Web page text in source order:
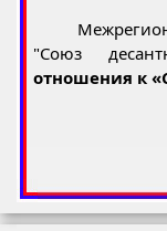
"Союз
отношения к